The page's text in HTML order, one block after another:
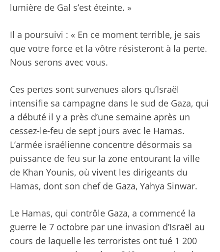
lumière de Gal s’est éteinte. »
Il a poursuivi : « En ce moment terrible, je sais
que votre force et la vôtre résisteront à la perte.
Nous serons avec vous.
Ces pertes sont survenues alors qu’Israël
intensifie sa campagne dans le sud de Gaza, qui
a débuté il y a près d’une semaine après un
cessez-le-feu de sept jours avec le Hamas.
L’armée israélienne concentre désormais sa
puissance de feu sur la zone entourant la ville
de Khan Younis, où vivent les dirigeants du
Hamas, dont son chef de Gaza, Yahya Sinwar.
Le Hamas, qui contrôle Gaza, a commencé la
guerre le 7 octobre par une invasion d’Israël au
cours de laquelle les terroristes ont tué 1 200